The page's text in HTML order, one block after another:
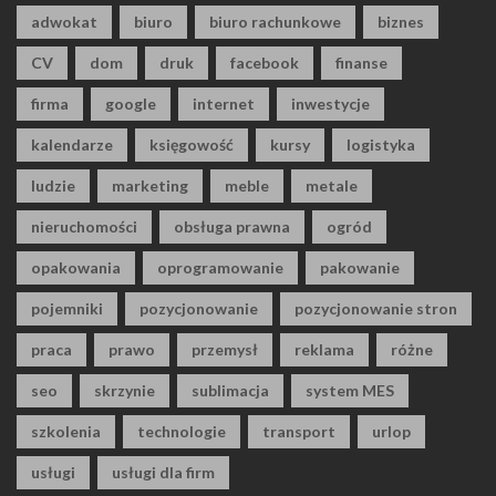
adwokat biuro biuro rachunkowe biznes
CV dom druk facebook finanse
firma google internet inwestycje
kalendarze księgowość kursy logistyka
ludzie marketing meble metale
nieruchomości obsługa prawna ogród
opakowania oprogramowanie pakowanie
pojemniki pozycjonowanie pozycjonowanie stron
praca prawo przemysł reklama różne
seo skrzynie sublimacja system MES
szkolenia technologie transport urlop
usługi usługi dla firm